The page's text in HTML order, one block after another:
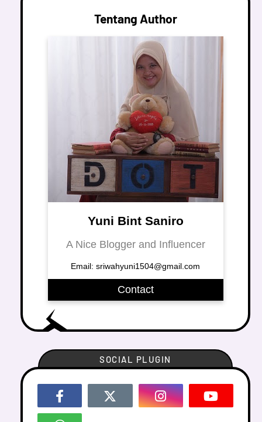
Tentang Author
Yuni Bint Saniro
A Nice Blogger and Influencer
Email: sriwahyuni1504@gmail.com
Contact
SOCIAL PLUGIN